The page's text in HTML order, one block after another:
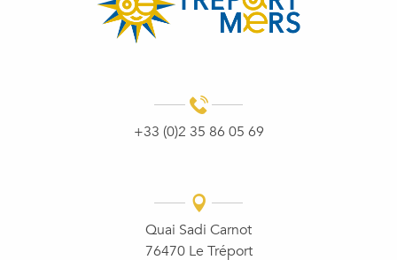
+33 (0)2 35 86 05 69
Quai Sadi Carnot
76470 Le Tréport